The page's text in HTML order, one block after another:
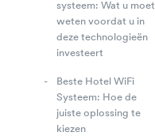
systeem: Wat u moet
weten voordat u in
deze technologieën
investeert
Beste Hotel WiFi
Systeem: Hoe de
juiste oplossing te
kiezen